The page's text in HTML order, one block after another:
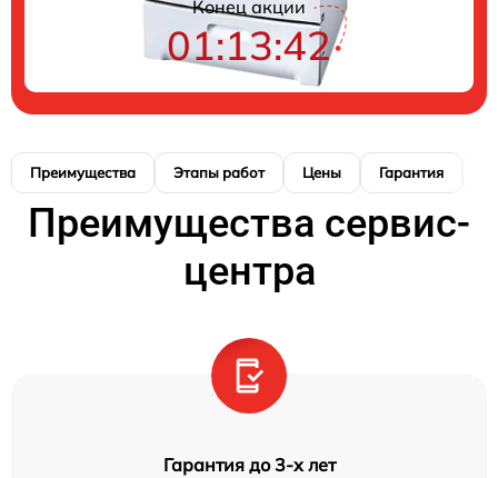
Конец акции
01:13:41
Преимущества Этапы работ Цены Гарантия
Преимущества сервис-
центра
Гарантия до 3-х лет